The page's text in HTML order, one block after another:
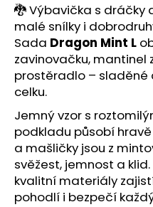
🐉 Výbavička s dráčky
malé snílky i
Sada Dragon Mint L
zavinovačku, mantinel
prostěradlo – sladěné
celku.
Jemný vzor s
podkladu působí
a mašličky jsou z
svěžest, jemnost a
kvalitní materiály
pohodlí i bezpečí
D
o
p
o
r
u
č
u
j